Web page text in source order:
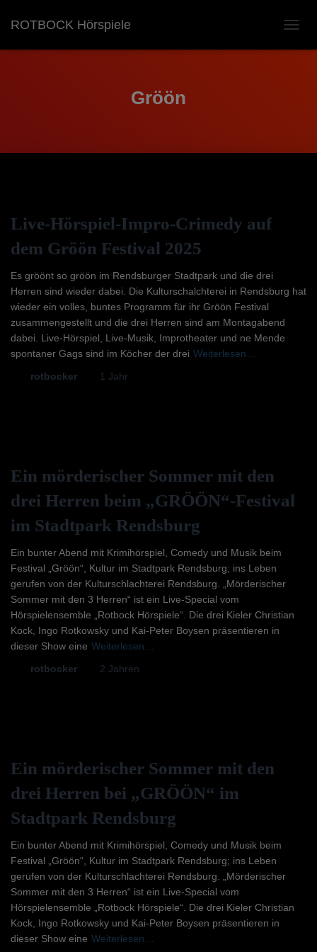
ROTBOCK Hörspiele
Gröön
Live-Hörspiel-Impro-Crimedy auf
dem Gröön Festival 2025
Es gröönt so gröön im Rendsburger Stadtpark und die drei
Herren sind wieder dabei. Die Kulturschalchterei in Rendsburg hat
wieder ein volles, buntes Programm für ihr Gröön Festival
zusammengestellt und die drei Herren sind am Montagabend
dabei. Live-Hörspiel, Live-Musik, Improtheater und ne Mende
spontaner Gags sind im Köcher der drei Weiterlesen…
rotbocker 1 Jahr
Ein mörderischer Sommer mit den
drei Herren beim „GRÖÖN“-Festival
im Stadtpark Rendsburg
Ein bunter Abend mit Krimihörspiel, Comedy und Musik beim
Festival „Gröön“, Kultur im Stadtpark Rendsburg; ins Leben
gerufen von der Kulturschlachterei Rendsburg. „Mörderischer
Sommer mit den 3 Herren“ ist ein Live-Special vom
Hörspielensemble „Rotbock Hörspiele“. Die drei Kieler Christian
Kock, Ingo Rotkowsky und Kai-Peter Boysen präsentieren in
dieser Show eine Weiterlesen…
rotbocker 2 Jahren
Ein mörderischer Sommer mit den
drei Herren bei „GRÖÖN“ im
Stadtpark Rendsburg
Ein bunter Abend mit Krimihörspiel, Comedy und Musik beim
Festival „Gröön“, Kultur im Stadtpark Rendsburg; ins Leben
gerufen von der Kulturschlachterei Rendsburg. „Mörderischer
Sommer mit den 3 Herren“ ist ein Live-Special vom
Hörspielensemble „Rotbock Hörspiele“. Die drei Kieler Christian
Kock, Ingo Rotkowsky und Kai-Peter Boysen präsentieren in
dieser Show eine Weiterlesen…